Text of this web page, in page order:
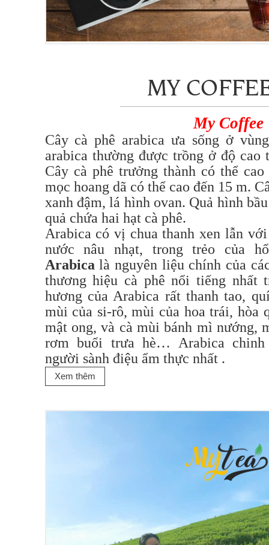
MY
My Coffee
Cây cà phê arabica ưa sống ở
arabica thường được trồng ở độ cao
Cây cà phê trưởng thành có thể
mọc hoang dã có thể cao đến 15 m.
xanh đậm, lá hình ovan. Quả hình
quả chứa hai hạt cà phê.
Arabica có vị chua thanh xen lẫn
nước nâu nhạt, trong trẻo của
Arabicalà nguyên liệu chính của
thương hiệu cà phê nổi tiếng nhất
hương của Arabica rất thanh tao,
mùi của si-rô, mùi của hoa trái, hòa
mật ong, và cà mùi bánh mì nướng,
rơm buổi trưa hè… Arabica chinh
người sành điệu ẩm thực nhất .
Xem thêm